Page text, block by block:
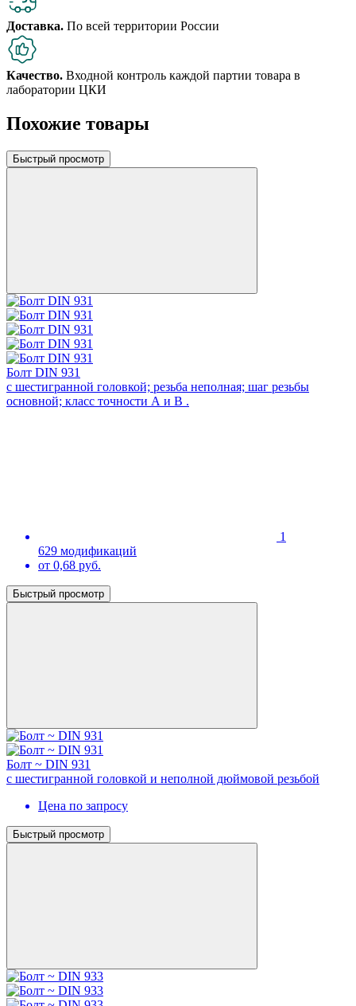
Доставка. По всей территории России
Качество. Входной контроль каждой партии товара в
лаборатории ЦКИ
Похожие товары
Быстрый просмотр
Болт DIN 931
с шестигранной головкой; резьба неполная; шаг резьбы
основной; класс точности А и В .
1
629 модификаций
от 0,68 руб.
Быстрый просмотр
Болт ~ DIN 931
с шестигранной головкой и неполной дюймовой резьбой
Цена по запросу
Быстрый просмотр